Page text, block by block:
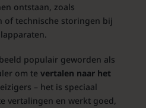
ontstaan, zoals
of technische storingen bij
populair geworden als
om te vertalen naar het
– het is speciaal
vertalingen en werkt goed,